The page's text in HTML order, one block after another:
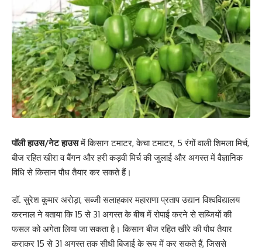
पॉली हाउस/नेट हाउसमें किसान टमाटर, केचा टमाटर, 5 रंगों वाली शिमला मिर्च,
बीज रहित खीरा व बैंगन और हरी कड़वी मिर्च की जुलाई और अगस्त में वैज्ञानिक
विधि से किसान पौध तैयार कर सकते हैं।
डॉ. सुरेश कुमार अरोड़ा, सब्जी सलाहकार महाराणा प्रताप उद्यान विश्वविद्यालय
करनाल ने बताया कि 15 से 31 अगस्त के बीच में रोपाई करने से सब्जियों की
फसल को अगेता लिया जा सकता है। किसान बीज रहित खीरे की पौध तैयार
कराकर 15 से 31 अगस्त तक सीधी बिजाई के रूप में कर सकते हैं, जिससे